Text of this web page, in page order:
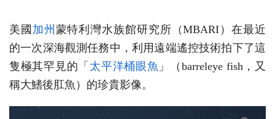
美國 加州 蒙特利灣水族館研究所（MBARI）在最近
的一次深海觀測任務中，利用遠端遙控技術拍下了這
隻極其罕見的「 太平洋桶眼魚 」（barreleye fish，又
稱大鰭後肛魚）的珍貴影像。